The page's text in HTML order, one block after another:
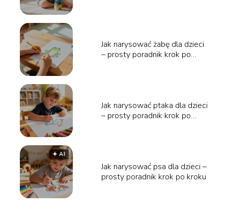
Jak narysować żabę dla dzieci
– prosty poradnik krok po
Jak narysować ptaka dla dzieci
– prosty poradnik krok po
🟅 AI
Jak narysować psa dla dzieci –
prosty poradnik krok po kroku